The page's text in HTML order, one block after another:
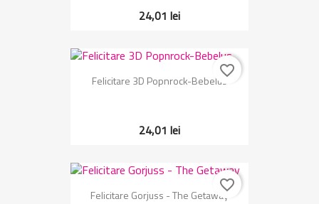
24,01 lei
Felicitare 3D Popnrock-Bebelus
24,01 lei
favorite_border
Felicitare Gorjuss - The Getaway
favorite_border